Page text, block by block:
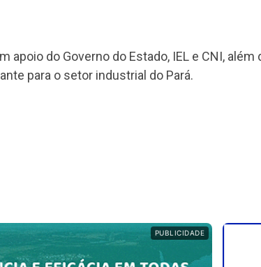
apoio do Governo do Estado, IEL e CNI,
para o setor industrial do Pará.
PUBLICIDADE